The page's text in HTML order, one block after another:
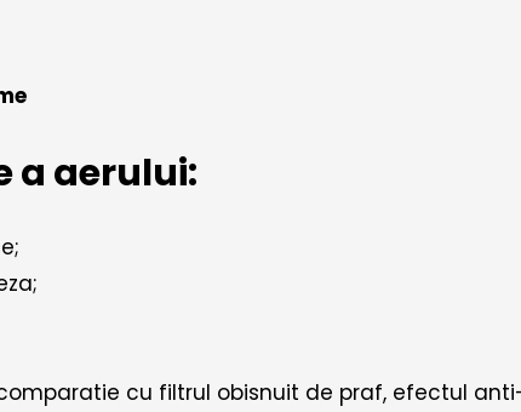
a aerului:
cu filtrul obisnuit de praf, efectul